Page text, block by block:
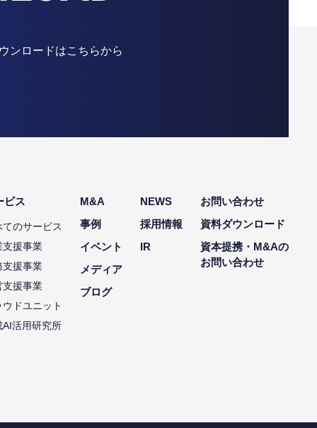
ンロードはこちらから
ビス
てのサービス
支援事業
支援事業
支援事業
ウドユニット
AI活用研究所
M&A
事例
イベント
メディア
ブログ
NEWS
採用情報
IR
お問い合わせ
資料ダウンロード
資本提携・M&Aの
お問い合わせ